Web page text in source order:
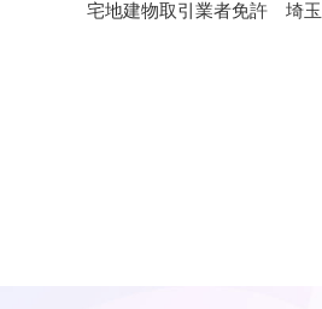
宅地建物取引業者免許 埼